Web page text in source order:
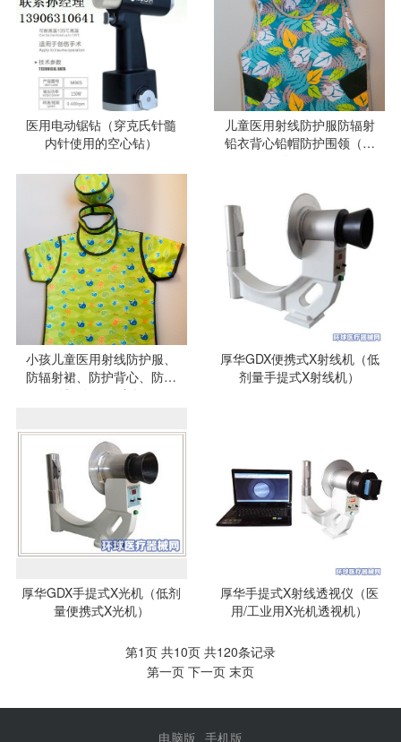
医用电动锯钻（穿克氏针髓
内针使用的空心钻）
儿童医用射线防护服防辐射
铅衣背心铅帽防护围领（花
色款）
小孩儿童医用射线防护服、
防辐射裙、防护背心、防辐
射围领、铅衣帽
厚华GDX便携式X射线机（低
剂量手提式X射线机）
厚华GDX手提式X光机（低剂
量便携式X光机）
厚华手提式X射线透视仪（医
用/工业用X光机透视机）
第1页 共10页 共120条记录
第一页 下一页 末页
电脑版 手机版